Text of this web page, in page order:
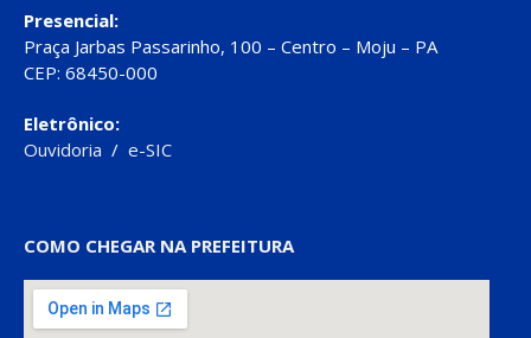
Presencial:
Praça Jarbas Passarinho, 100 – Centro – Moju – PA
CEP: 68450-000
Eletrônico:
Ouvidoria / e-SIC
COMO CHEGAR NA PREFEITURA